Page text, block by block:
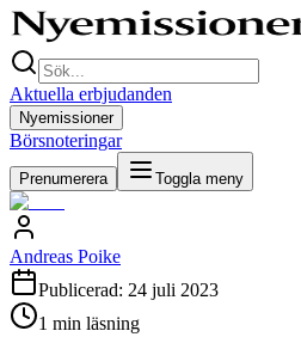
Aktuella erbjudanden
Nyemissioner
Börsnoteringar
Prenumerera Toggla meny
Andreas Poike
Publicerad: 24 juli 2023
1 min läsning